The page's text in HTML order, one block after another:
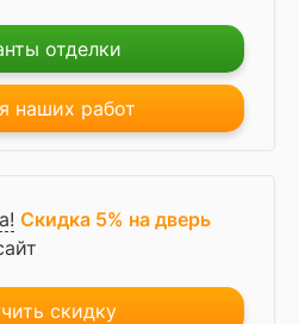
отделки
наших работ
Скидка 5% на дверь
скидку